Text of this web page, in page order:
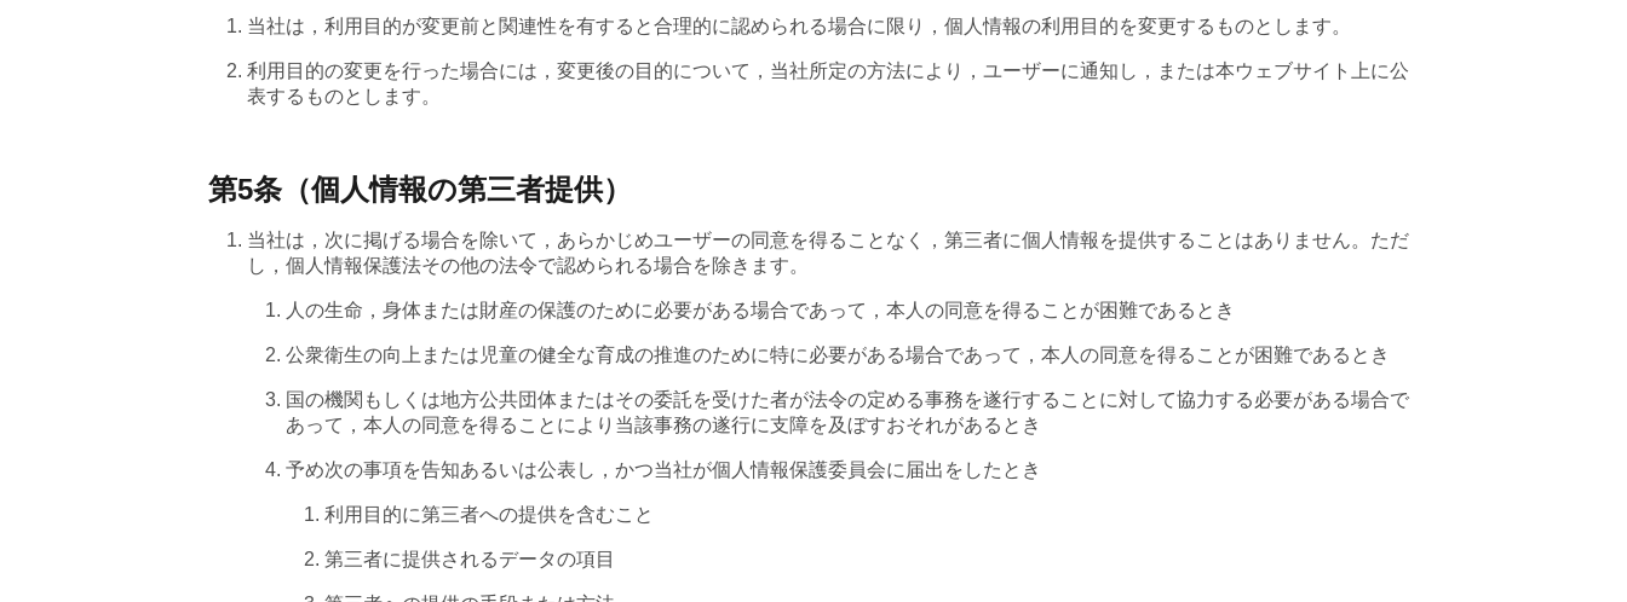
当社は，利用目的が変更前と関連性を有すると合理的に認められる場合に限り，個人情報の利用目的を変更するものとします。
利用目的の変更を行った場合には，変更後の目的について，当社所定の方法により，ユーザーに通知し，または本ウェブサイト上に公
表するものとします。
第5条（個人情報の第三者提供）
当社は，次に掲げる場合を除いて，あらかじめユーザーの同意を得ることなく，第三者に個人情報を提供することはありません。ただ
し，個人情報保護法その他の法令で認められる場合を除きます。
人の生命，身体または財産の保護のために必要がある場合であって，本人の同意を得ることが困難であるとき
公衆衛生の向上または児童の健全な育成の推進のために特に必要がある場合であって，本人の同意を得ることが困難であるとき
国の機関もしくは地方公共団体またはその委託を受けた者が法令の定める事務を遂行することに対して協力する必要がある場合で
あって，本人の同意を得ることにより当該事務の遂行に支障を及ぼすおそれがあるとき
予め次の事項を告知あるいは公表し，かつ当社が個人情報保護委員会に届出をしたとき
利用目的に第三者への提供を含むこと
第三者に提供されるデータの項目